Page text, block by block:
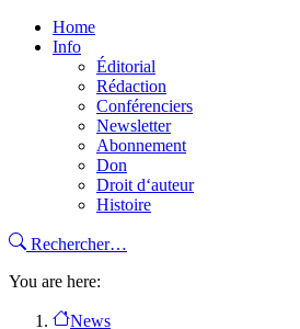
Home
Info
Éditorial
Rédaction
Conférenciers
Newsletter
Abonnement
Don
Droit d‘auteur
Histoire
Rechercher…
You are here:
News